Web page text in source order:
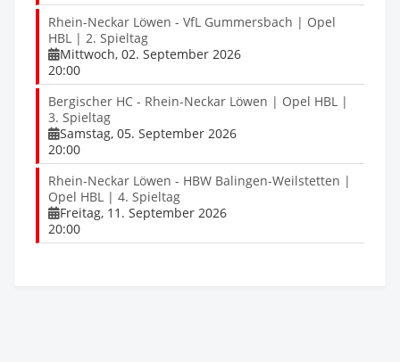
Rhein-Neckar Löwen - VfL Gummersbach | Opel
HBL | 2. Spieltag
Mittwoch, 02. September 2026
20:00
Bergischer HC - Rhein-Neckar Löwen | Opel HBL |
3. Spieltag
Samstag, 05. September 2026
20:00
Rhein-Neckar Löwen - HBW Balingen-Weilstetten |
Opel HBL | 4. Spieltag
Freitag, 11. September 2026
20:00